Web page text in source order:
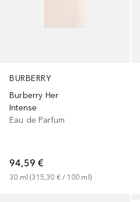
BURBERRY
Burberry Her
Intense
Eau de Parfum
94,59 €
30 ml (315,30 € / 100 ml)